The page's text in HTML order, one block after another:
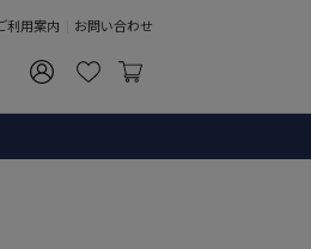
利用案内 お問い合わせ